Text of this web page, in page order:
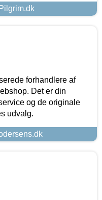
forhandlere af
Det er din
og de originale
udvalg.